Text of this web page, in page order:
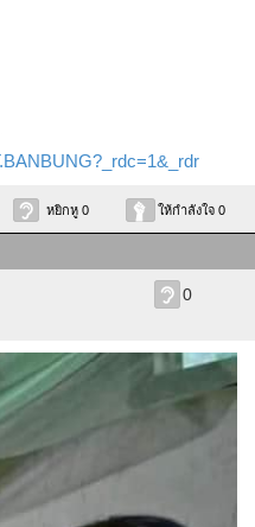
หยิกหู 0 ให้กำลังใจ 0
0